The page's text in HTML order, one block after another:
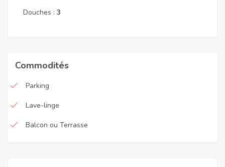
Douches : 3
Commodités
Parking
Lave-linge
Balcon ou Terrasse